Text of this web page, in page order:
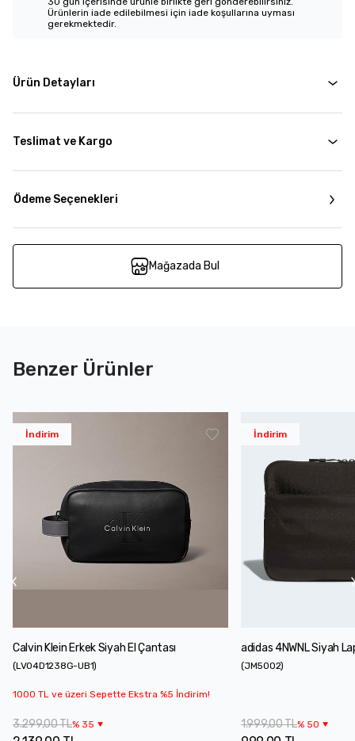
Ürünlerin iade edilebilmesi için iade koşullarına uyması
gerekmektedir.
Ürün Detayları
Teslimat ve Kargo
Ödeme Seçenekleri
Mağazada Bul
Benzer Ürünler
İndirim
Calvin Klein Erkek Siyah El Çantası
(LV04D1238G-UB1)
1000 TL ve üzeri Sepette Ekstra %5 İndirim!
3.299,00 TL% 35
İndirim
adidas 4NWNL Siyah
(JM5002)
1.999,00 TL% 50